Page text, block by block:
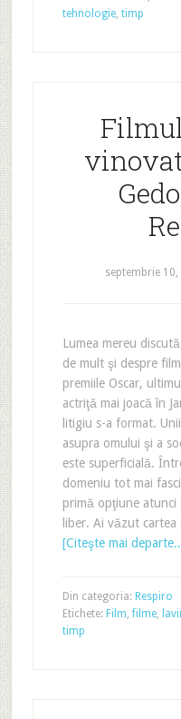
tehnologie, timp
septembrie 10,
Lumea mereu
de mult şi despre
premiile Oscar,
actriţă mai joacă în
litigiu s-a format.
asupra omului şi a
este superficială.
domeniu tot mai
primă opţiune atunci
liber. Ai văzut
[Citeşte mai
Din categoria: Respiro
Etichete: Film,filme,
timp